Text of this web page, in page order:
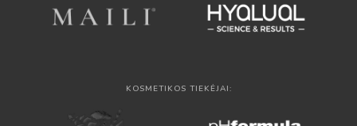
KOSMETIKOS TIEKĖJAI: